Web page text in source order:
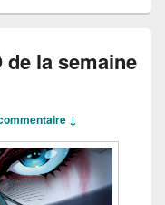
la semaine
↓